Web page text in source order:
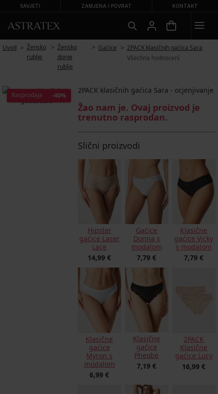
SAVJETI ZAMJENA I POVRAT KONTAKT
Uvod
Žensko
rublje
Žensko
donje
rublje
Gaćice
2PACK klasičnih gaćica Sara
Všechna hodnocení
Rasprodaja -40%
2PACK klasičnih gaćica Sara - ocjenjivanje
Žao nam je. Ovaj proizvod je
trenutno rasprodan.
Slični proizvodi
Hipster
gaćice Laser
Lace
14,99 €
Gaćice
Donna s
modalom
7,79 €
Klasične
gaćice Vicky
s modalom
7,79 €
Klasične
gaćice
Myron s
modalom
6,99 €
Klasične
gaćice
Pheobe
7,19 €
2PACK
Klasične
gaćice Lucy
16,99 €